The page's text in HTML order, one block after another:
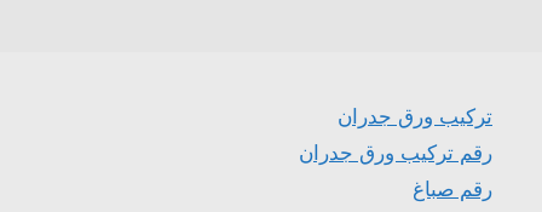
تركيب ورق جدران
رقم تركيب ورق جدران
رقم صباغ